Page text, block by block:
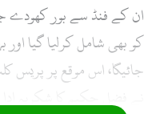
ان کے فنڈ سے بور کھودے
کو بھی شامل کرلیا گیا
جائیگا، اس موقع پر پریس